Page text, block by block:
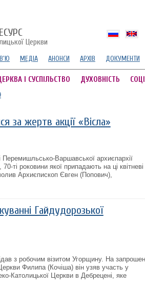
Церкви
МЕДІА АНОНСИ АРХІВ ДОКУМЕНТИ
І СУСПІЛЬСТВО ДУХОВНІСТЬ
жертв акції «Вісла»
Варшавської архиєпархії
ті роковини якої припадають на ці квітневі
Архиєпископ Євген (Попович),
Гайдудорозької
з робочим візитом Угорщину. На
Филипа (Кочіша) він узяв участь у
Католицької Церкви в Дебрецені, яке